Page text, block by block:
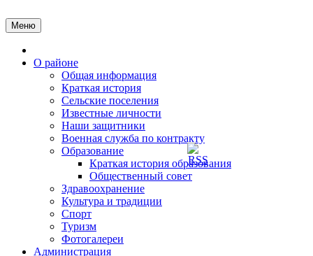
к
содержимому
Меню
О районе
Общая информация
Краткая история
Сельские поселения
Известные личности
Наши защитники
Военная служба по контракту
Образование
Краткая история образования
Общественный совет
Здравоохранение
Культура и традиции
Спорт
Туризм
Фотогалереи
Администрация